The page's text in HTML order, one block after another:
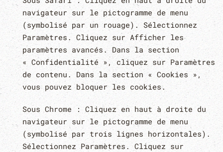
navigateur sur le pictogramme de menu
(symbolisé par un rouage). Sélectionnez
Paramètres. Cliquez sur Afficher les
paramètres avancés. Dans la section
« Confidentialité », cliquez sur Paramètres
de contenu. Dans la section « Cookies »,
vous pouvez bloquer les cookies.
Sous Chrome : Cliquez en haut à droite du
navigateur sur le pictogramme de menu
(symbolisé par trois lignes horizontales).
Sélectionnez Paramètres. Cliquez sur